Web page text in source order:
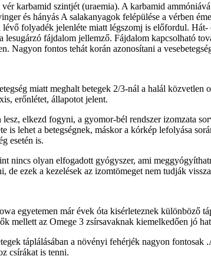
karbamid szintjét (uraemia). A karbamid
és hányás A salakanyagok felépülése a vérben
lévő folyadék jelenléte miatt légszomj is előfordul.
lesugárzó fájdalom jellemző. Fájdalom kapcsolható
Nagyon fontos tehát korán azonosítani a
miatt meghalt betegek 2/3-nál a halál közvetlen
erőnlétet, állapotot jelent.
elkezd fogyni, a gyomor-bél rendszer izomzata
is lehet a betegségnek, máskor a kórkép lefolyása
esetén is.
nincs olyan elfogadott gyógyszer, ami
de ezek a kezelések az izomtömeget nem tudják
egyetemen már évek óta kisérleteznek különböző
mellett az Omege 3 zsírsavaknak kiemelkedően jó
táplálásában a növényi fehérjék nagyon
csírákat is tenni.